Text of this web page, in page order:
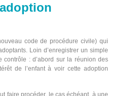
code de procédure civile) qui
Loin d’enregistrer un simple
: d’abord sur la réunion des
de l’enfant à voir cette adoption